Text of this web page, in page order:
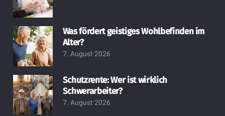
Was fördert geistiges Wohlbefinden im
Alter?
7. August 2026
Schutzrente: Wer ist wirklich
Schwerarbeiter?
7. August 2026